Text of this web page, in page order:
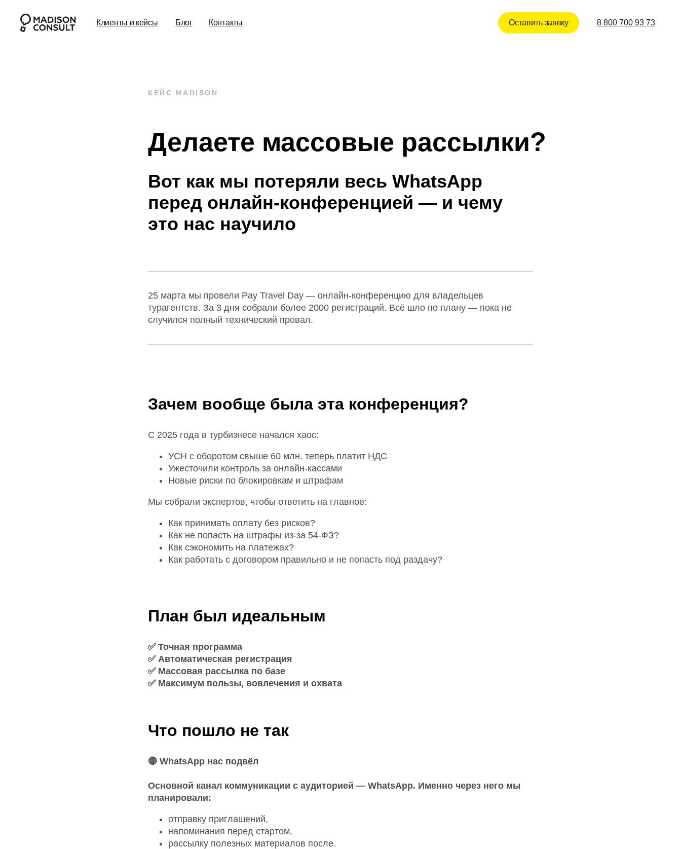
Клиенты и кейсы Блог Контакты Оставить заявку 8 800 700 93 73
КЕЙС MADISON
Делаете массовые рассылки?
Вот как мы потеряли весь WhatsApp
перед онлайн-конференцией — и чему
это нас научило
25 марта мы провели Pay Travel Day — онлайн-конференцию для владельцев
турагентств. За 3 дня собрали более 2000 регистраций. Всё шло по плану — пока не
случился полный технический провал.
Зачем вообще была эта конференция?
С 2025 года в турбизнесе начался хаос:
УСН с оборотом свыше 60 млн. теперь платит НДС
Ужесточили контроль за онлайн-кассами
Новые риски по блокировкам и штрафам
Мы собрали экспертов, чтобы ответить на главное:
Как принимать оплату без рисков?
Как не попасть на штрафы из-за 54-ФЗ?
Как сэкономить на платежах?
Как работать с договором правильно и не попасть под раздачу?
План был идеальным
✅ Точная программа
✅ Автоматическая регистрация
✅ Массовая рассылка по базе
✅ Максимум пользы, вовлечения и охвата
Что пошло не так
🔴 WhatsApp нас подвёл
Основной канал коммуникации с аудиторией — WhatsApp. Именно через него мы
планировали:
отправку приглашений,
напоминания перед стартом,
рассылку полезных материалов после.